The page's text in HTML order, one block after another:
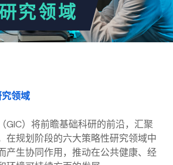
究领域
领域
GIC）将前瞻基础科研的前沿，汇聚
在规划阶段的六大策略性研究领域中
产生协同作用，推动在公共健康、经